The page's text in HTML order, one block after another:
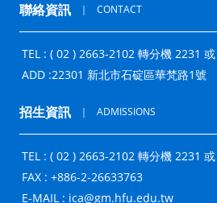
聯絡資訊 ｜ CONTACT
TEL : ( 02 ) 2663-2102 轉分機 2231
ADD :22301 新北市石碇區華梵路1號
招生資訊 ｜ ADMISSIONS
TEL : ( 02 ) 2663-2102 轉分機 2231
FAX : +886-2-26633763
E-MAIL : ica@gm.hfu.edu.tw